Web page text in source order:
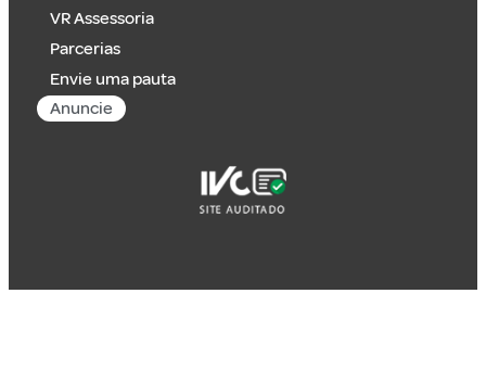
VR Assessoria
Parcerias
Envie uma pauta
Anuncie